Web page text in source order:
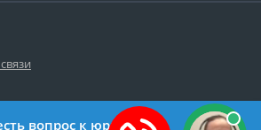
вопрос к юристу?